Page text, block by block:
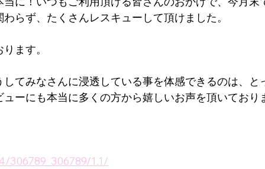
らず、たくさんレスキューして頂けました。
ます。
てみなさんに浸透している事を体感できるのは、と
ーにも本当に多くの方から嬉しいお声を頂いており
306789_306789/1.1/